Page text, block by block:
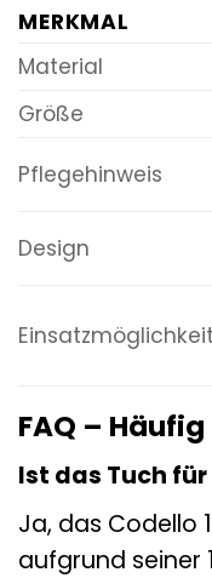
MERKMAL
Material
Größe
Pflegehinweis
Design
FAQ –
Ist das Tuch
Ja, das Codello
aufgrund seiner